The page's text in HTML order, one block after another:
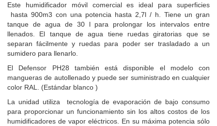
Este humidificador móvil comercial es ideal para superficies
hasta 900m3 con una potencia hasta 2,7l / h. Tiene un gran
tanque de agua de 30 l para prolongar los intervalos entre
llenados. El tanque de agua tiene ruedas giratorias que se
separan fácilmente y ruedas para poder ser trasladado a un
sumidero para llenarlo.
El Defensor PH28 también está disponible el modelo con
mangueras de autollenado y puede ser suministrado en cualquier
color RAL. (Estándar blanco )
La unidad utiliza tecnología de evaporación de bajo consumo
para proporcionar un funcionamiento sin los altos costos de los
humidificadores de vapor eléctricos. En su máxima potencia sólo